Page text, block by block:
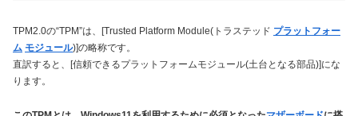
TPM2.0の“TPM”は、[Trusted Platform Module(トラステッド プラットフォー
ム モジュール)]の略称です。
直訳すると、[信頼できるプラットフォームモジュール(土台となる部品)]にな
ります。